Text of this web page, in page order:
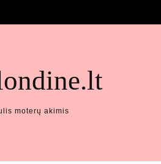
moterų akimis